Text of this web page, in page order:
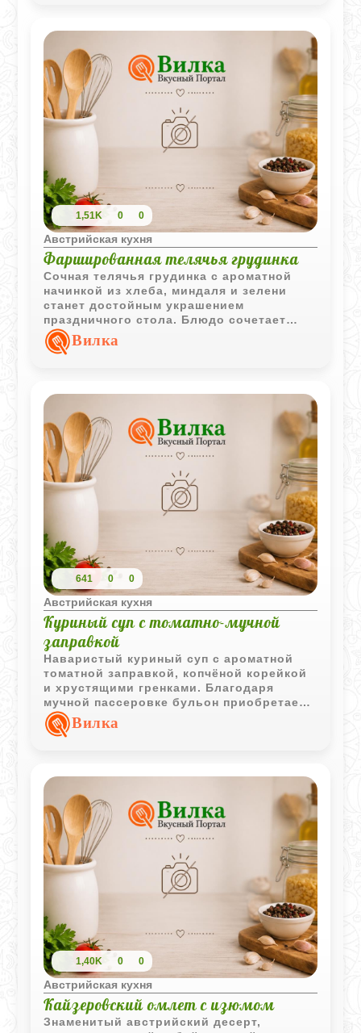
1,51K 0 0
Австрийская кухня
Фаршированная телячья грудинка
Сочная телячья грудинка с ароматной
начинкой из хлеба, миндаля и зелени
станет достойным украшением
праздничного стола. Блюдо сочетает
насыщенный мясной вкус и тонкие
ореховые нотки.
Вилка
641 0 0
Австрийская кухня
Куриный суп с томатно-мучной
заправкой
Наваристый куриный суп с ароматной
томатной заправкой, копчёной корейкой
и хрустящими гренками. Благодаря
мучной пассеровке бульон приобретает
более насыщенную текстуру и
выразительный вкус.
Вилка
1,40K 0 0
Австрийская кухня
Кайзеровский омлет с изюмом
Знаменитый австрийский десерт,